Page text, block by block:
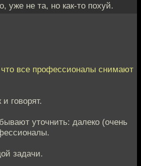
уже не та, но как-то похуй.
что все профессионалы снимают
говорят.
уточнить: далеко (очень
задачи.